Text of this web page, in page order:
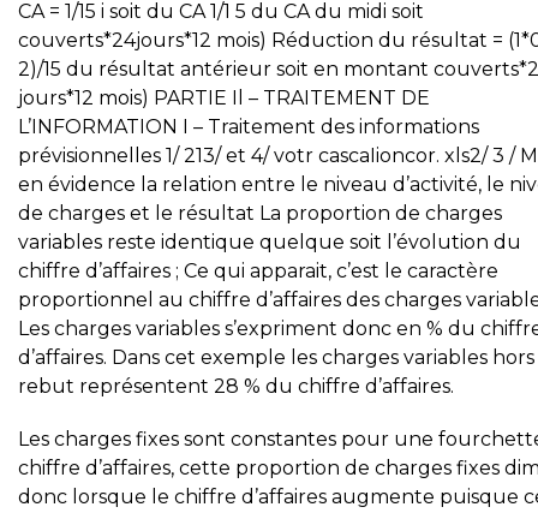
CA = 1/15 i soit du CA 1/1 5 du CA du midi soit
couverts*24jours*12 mois) Réduction du résultat =
2)/15 du résultat antérieur soit en montant
jours*12 mois) PARTIE Il – TRAITEMENT DE
L’INFORMATION I – Traitement des informations
prévisionnelles 1/ 213/ et 4/ votr cascaIioncor. xls2/ 3 /
en évidence la relation entre le niveau d’activité, le
de charges et le résultat La proportion de charges
variables reste identique quelque soit l’évolution du
chiffre d’affaires ; Ce qui apparait, c’est le caractère
proportionnel au chiffre d’affaires des charges
Les charges variables s’expriment donc en % du
d’affaires. Dans cet exemple les charges variables hors
rebut représentent 28 % du chiffre d’affaires.
Les charges fixes sont constantes pour une
chiffre d’affaires, cette proportion de charges fixes
donc lorsque le chiffre d’affaires augmente puisque